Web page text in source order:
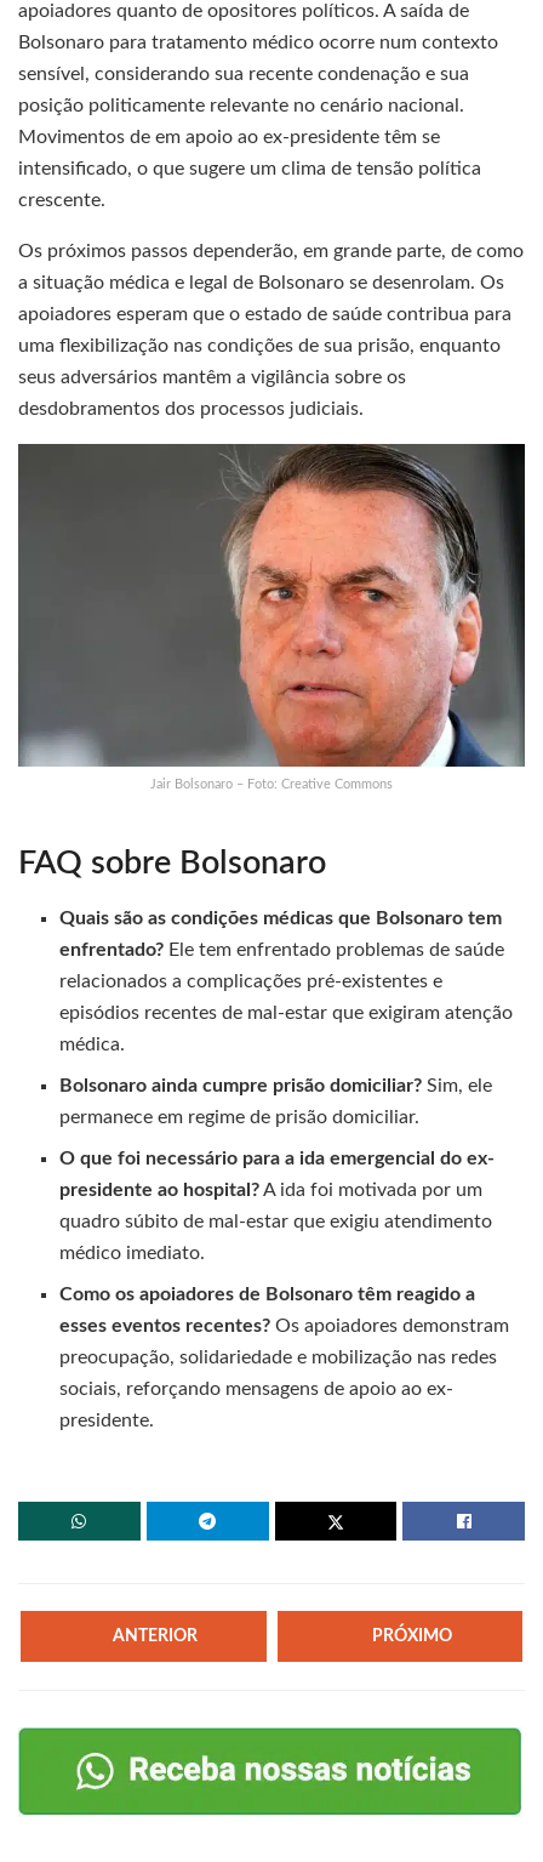
apoiadores quanto de opositores políticos. A saída de
Bolsonaro para tratamento médico ocorre num contexto
sensível, considerando sua recente condenação e sua
posição politicamente relevante no cenário nacional.
Movimentos de em apoio ao ex-presidente têm se
intensificado, o que sugere um clima de tensão política
crescente.
Os próximos passos dependerão, em grande parte, de como
a situação médica e legal de Bolsonaro se desenrolam. Os
apoiadores esperam que o estado de saúde contribua para
uma flexibilização nas condições de sua prisão, enquanto
seus adversários mantêm a vigilância sobre os
desdobramentos dos processos judiciais.
Jair Bolsonaro – Foto: Creative Commons
FAQ sobre Bolsonaro
Quais são as condições médicas que Bolsonaro tem
enfrentado? Ele tem enfrentado problemas de saúde
relacionados a complicações pré-existentes e
episódios recentes de mal-estar que exigiram atenção
médica.
Bolsonaro ainda cumpre prisão domiciliar? Sim, ele
permanece em regime de prisão domiciliar.
O que foi necessário para a ida emergencial do ex-
presidente ao hospital?A ida foi motivada por um
quadro súbito de mal-estar que exigiu atendimento
médico imediato.
Como os apoiadores de Bolsonaro têm reagido a
esses eventos recentes? Os apoiadores demonstram
preocupação, solidariedade e mobilização nas redes
sociais, reforçando mensagens de apoio ao ex-
presidente.
ANTERIOR PRÓXIMO